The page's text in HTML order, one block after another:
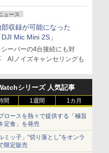
ュース
部収録が可能になった
DJI Mic Mini 2S」
シーバーの4台接続にも対
AIノイズキャンセリングも
シリーズ 人気記事
間 1週間 1カ月
ロースを熱々で提供する「極旨
定食」を発売
ミッ子」“切り落とし”をオンラ
限定販売